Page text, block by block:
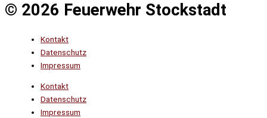
© 2026 Feuerwehr Stockstadt
Kontakt
Datenschutz
Impressum
Kontakt
Datenschutz
Impressum